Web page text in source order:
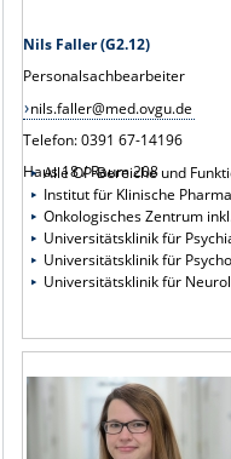
Nils Faller (G2.12)
Personalsachbearbeiter
nils.faller@med.ovgu.de
Telefon: 0391 67-14196
Haus 18 / Raum 208
Alle OP-Bereiche und
Institut für Klinische
Onkologisches Zentrum
Universitätsklinik für
Universitätsklinik für
Universitätsklinik für